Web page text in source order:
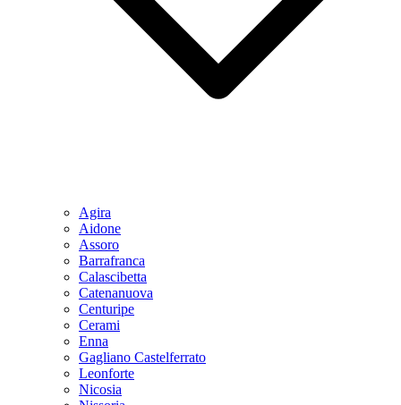
Agira
Aidone
Assoro
Barrafranca
Calascibetta
Catenanuova
Centuripe
Cerami
Enna
Gagliano Castelferrato
Leonforte
Nicosia